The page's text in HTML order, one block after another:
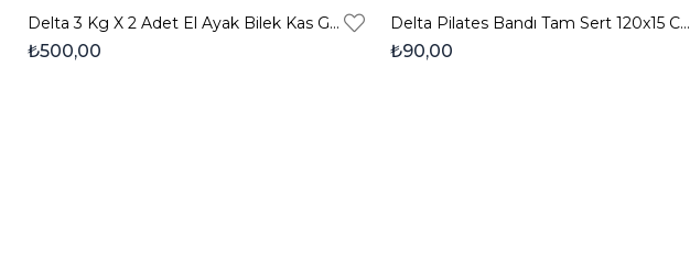
Delta 3 Kg X 2 Adet El Ayak Bilek Kas Güçlendirici Ağırlık Seti
₺500,00
Delta Pilates Bandı Tam Sert 120x15 Cm Direnç Lastiği - Mor
₺90,00